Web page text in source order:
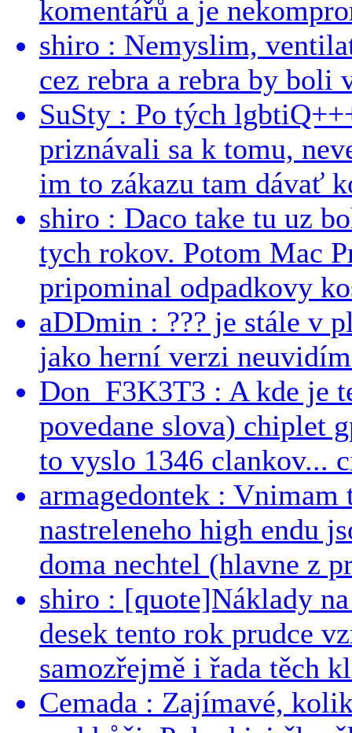
komentářů a je
shiro : Nemyslim,
cez rebra a rebra by boli
SuSty : Po tých
priznávali sa k tomu,
im to zákazu tam dávať
shiro : Daco take tu uz
tych rokov. Potom Mac
pripominal odpadkovy
aDDmin : ??? je stále v
jako herní verzi
Don_F3K3T3 : A kde je
povedane slova) chiplet
to vyslo 1346 clankov...
armagedontek : Vnimam
nastreleneho high endu
doma nechtel (hlavne z
shiro : [quote]Náklady
desek tento rok prudce
samozřejmě i řada těch
Cemada : Zajímavé,